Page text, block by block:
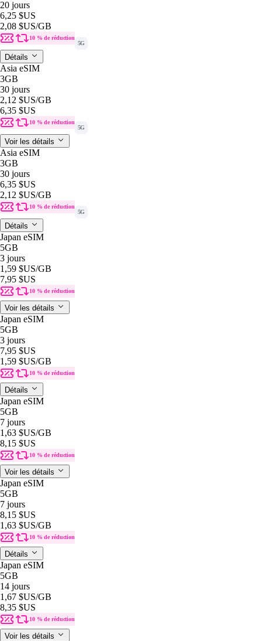
20 jours
6,25 $US
2,08 $US/GB
10 % de réduction
5G
Détails
Asia eSIM
3GB
30 jours
2,12 $US/GB
6,35 $US
10 % de réduction
5G
Voir les détails
Asia eSIM
3GB
30 jours
6,35 $US
2,12 $US/GB
10 % de réduction
5G
Détails
Japan eSIM
5GB
3 jours
1,59 $US/GB
7,95 $US
10 % de réduction
Voir les détails
Japan eSIM
5GB
3 jours
7,95 $US
1,59 $US/GB
10 % de réduction
Détails
Japan eSIM
5GB
7 jours
1,63 $US/GB
8,15 $US
10 % de réduction
Voir les détails
Japan eSIM
5GB
7 jours
8,15 $US
1,63 $US/GB
10 % de réduction
Détails
Japan eSIM
5GB
14 jours
1,67 $US/GB
8,35 $US
10 % de réduction
Voir les détails